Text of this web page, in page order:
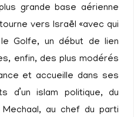
grande base aérienne
vers Israël «avec qui
Golfe, un début de lien
enfin, des plus modérés
et accueille dans ses
d’un islam politique, du
au chef du parti